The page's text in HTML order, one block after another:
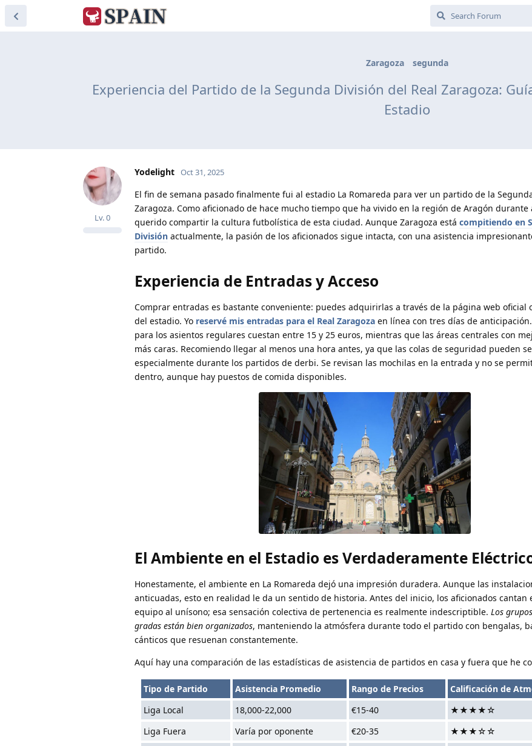
Zaragoza segunda
Experiencia del Partido de la Segunda División del Real Zaragoza:
Estadio
Yodelight
Lv.0
Oct 31, 2025
El fin de semana pasado finalmente fui al estadio La Romareda para ver un partido de la
Zaragoza. Como aficionado de hace mucho tiempo que ha vivido en la región de Aragón durante
querido compartir la cultura futbolística de esta ciudad. Aunque Zaragoza está compitiendo en
División actualmente, la pasión de los aficionados sigue intacta, con una asistencia
partido.
Experiencia de Entradas y Acceso
Comprar entradas es bastante conveniente: puedes adquirirlas a través de la página web oficial
del estadio. Yo reservé mis entradas para el Real Zaragoza en línea con tres días de
para los asientos regulares cuestan entre 15 y 25 euros, mientras que las áreas centrales con
más caras. Recomiendo llegar al menos una hora antes, ya que las colas de seguridad pueden
especialmente durante los partidos de derbi. Se revisan las mochilas en la entrada y no se
dentro, aunque hay puestos de comida disponibles.
El Ambiente en el Estadio es Verdaderamente
Honestamente, el ambiente en La Romareda dejó una impresión duradera. Aunque las
anticuadas, esto en realidad le da un sentido de historia. Antes del inicio, los aficionados cantan
equipo al unísono; esa sensación colectiva de pertenencia es realmente indescriptible. Los
gradas están bien organizados, manteniendo la atmósfera durante todo el partido con bengalas,
cánticos que resuenan constantemente.
Aquí hay una comparación de las estadísticas de asistencia de partidos en casa y fuera que he
Tipo de Partido Asistencia Promedio Rango de Precios
Calificación de
Liga Local
18,000-22,000 €15-40
★★★★☆
Liga Fuera
Varía por oponente €20-35
★★★☆☆